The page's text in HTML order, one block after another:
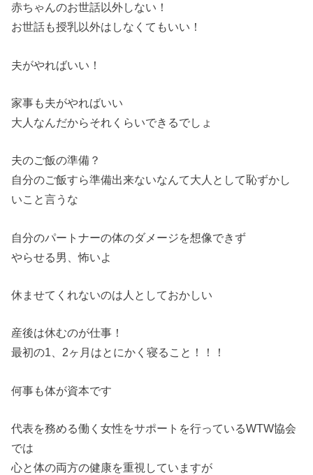
赤ちゃんのお世話以外しない！
お世話も授乳以外はしなくてもいい！
夫がやればいい！
家事も夫がやればいい
大人なんだからそれくらいできるでしょ
夫のご飯の準備？
自分のご飯すら準備出来ないなんて大人として恥ずかし
いこと言うな
自分のパートナーの体のダメージを想像できず
やらせる男、怖いよ
休ませてくれないのは人としておかしい
産後は休むのが仕事！
最初の1、2ヶ月はとにかく寝ること！！！
何事も体が資本です
代表を務める働く女性をサポートを行っているWTW協会
では
心と体の両方の健康を重視していますが